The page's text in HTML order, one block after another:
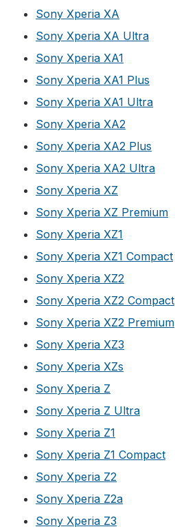
Sony Xperia XA
Sony Xperia XA Ultra
Sony Xperia XA1
Sony Xperia XA1 Plus
Sony Xperia XA1 Ultra
Sony Xperia XA2
Sony Xperia XA2 Plus
Sony Xperia XA2 Ultra
Sony Xperia XZ
Sony Xperia XZ Premium
Sony Xperia XZ1
Sony Xperia XZ1 Compact
Sony Xperia XZ2
Sony Xperia XZ2 Compact
Sony Xperia XZ2 Premium
Sony Xperia XZ3
Sony Xperia XZs
Sony Xperia Z
Sony Xperia Z Ultra
Sony Xperia Z1
Sony Xperia Z1 Compact
Sony Xperia Z2
Sony Xperia Z2a
Sony Xperia Z3